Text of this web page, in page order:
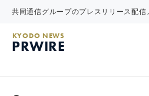
共同通信グループのプレスリリース配信
KYODO NEWS
PRWIRE